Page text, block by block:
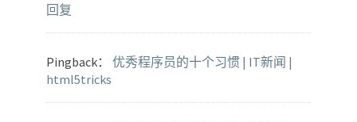
回复
Pingback： 优秀程序员的十个习惯 | IT新闻 |
html5tricks